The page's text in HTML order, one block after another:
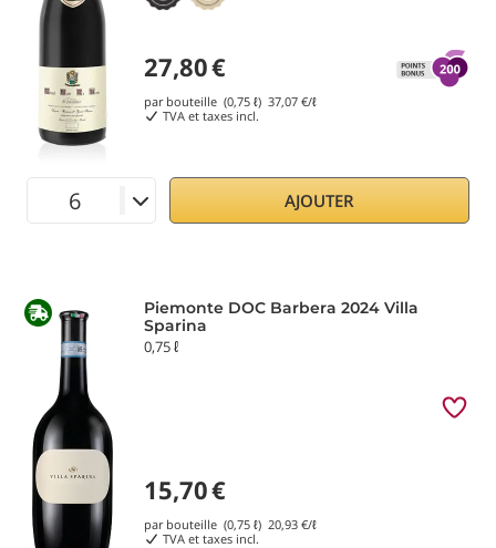
27,80€
par bouteille (0,75 ℓ) 37,07 €/ℓ
TVA et taxes incl.
AJOUTER
Piemonte DOC Barbera 2024 Villa
Sparina
0,75 ℓ
15,70€
par bouteille (0,75 ℓ) 20,93 €/ℓ
TVA et taxes incl.